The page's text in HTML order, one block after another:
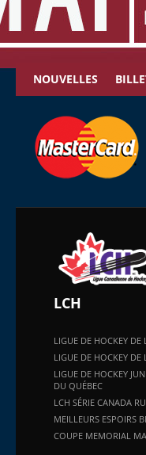
NOUVELLES
LCH
LIGUE DE HOCKEY DE
LIGUE DE HOCKEY DE
LIGUE DE HOCKEY
DU QUÉBEC
LCH SÉRIE CANADA
MEILLEURS ESPOIRS
COUPE MEMORIAL